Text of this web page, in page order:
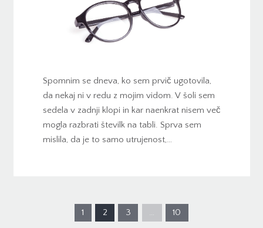
Spomnim se dneva, ko sem prvič ugotovila,
da nekaj ni v redu z mojim vidom. V šoli sem
sedela v zadnji klopi in kar naenkrat nisem več
mogla razbrati številk na tabli. Sprva sem
mislila, da je to samo utrujenost,…
1 2 3 … 10